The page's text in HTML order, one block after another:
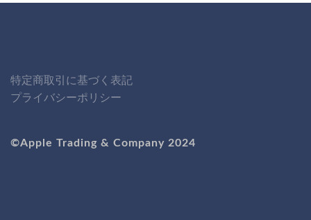
特定商取引に基づく表記
プライバシーポリシー
©Apple Trading & Company 2024